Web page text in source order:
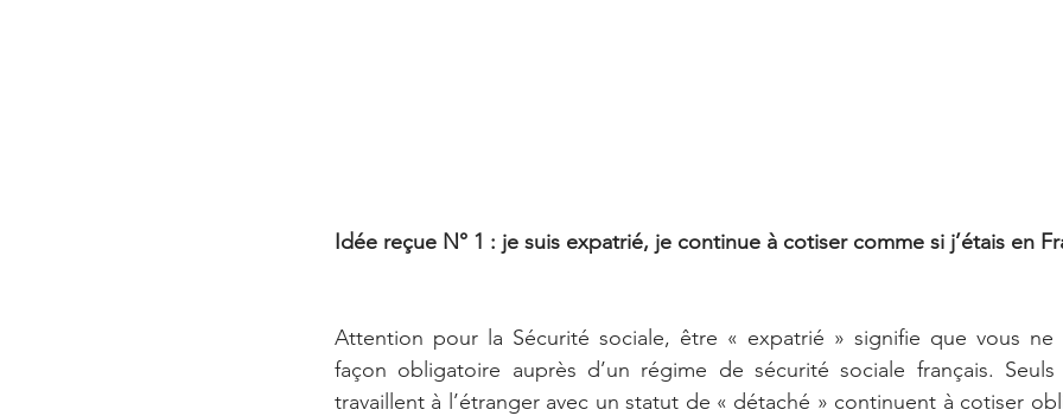
Idée reçue N° 1 : je suis expatrié, je continue à cotiser comme si j’étais en
Attention pour la Sécurité sociale, être « expatrié » signifie que vous ne
façon obligatoire auprès d’un régime de sécurité sociale français.
travaillent à l’étranger avec un statut de « détaché » continuent à cotiser